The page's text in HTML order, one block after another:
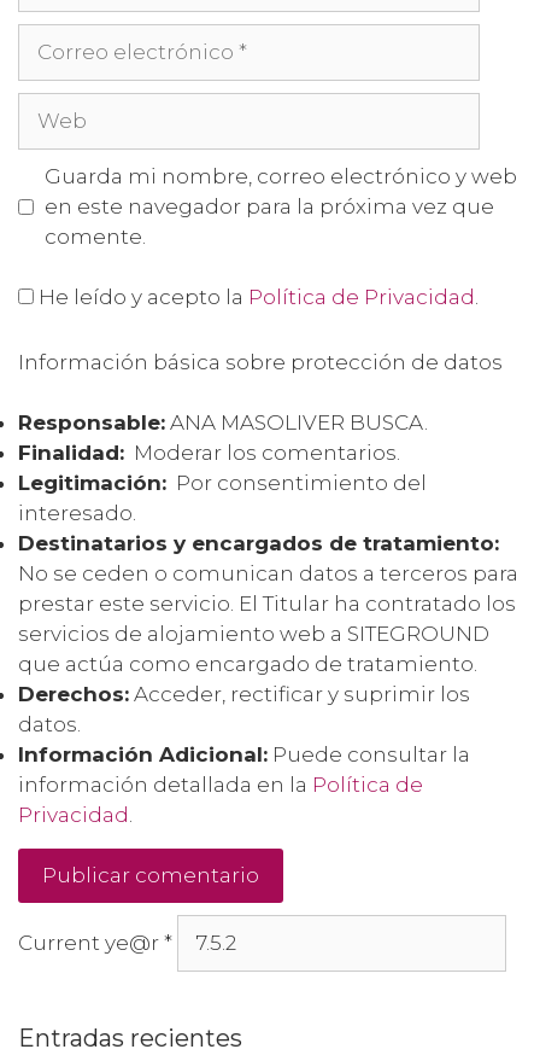
Guarda mi nombre, correo electrónico y web
en este navegador para la próxima vez que
comente.
He leído y acepto la Política de Privacidad.
Información básica sobre protección de datos
Responsable: ANA MASOLIVER BUSCA.
Finalidad: Moderar los comentarios.
Legitimación: Por consentimiento del
interesado.
Destinatarios y encargados de tratamiento:
No se ceden o comunican datos a terceros para
prestar este servicio. El Titular ha contratado los
servicios de alojamiento web a SITEGROUND
que actúa como encargado de tratamiento.
Derechos: Acceder, rectificar y suprimir los
datos.
Información Adicional: Puede consultar la
información detallada en la Política de
Privacidad.
Current ye@r *
Entradas recientes